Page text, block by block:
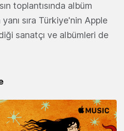
toplantısında albüm
yanı sıra Türkiye'nin Apple
sanatçı ve albümleri de